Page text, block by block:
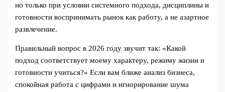
но только при условии системного подхода, дисциплины и
готовности воспринимать рынок как работу, а не азартное
развлечение.
Правильный вопрос в 2026 году звучит так: «Какой
подход соответствует моему характеру, режиму жизни и
готовности учиться?» Если вам ближе анализ бизнеса,
спокойная работа с цифрами и игнорирование шума